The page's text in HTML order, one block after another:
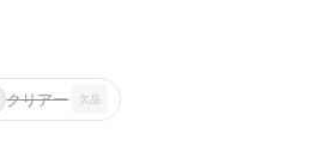
クリアー 欠品